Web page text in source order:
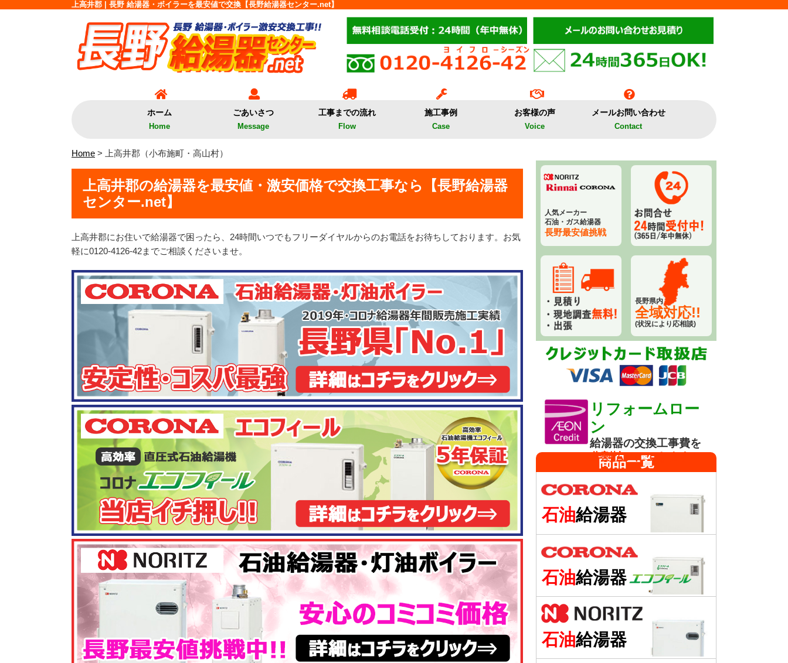
上高井郡 | 長野 給湯器・ボイラーを最安値で交換【長野給湯器センター.net】
ホーム
Home
ごあいさつ
Message
工事までの流れ
Flow
施工事例
Case
お客様の声
Voice
メールお問い合わせ
Contact
Home > 上高井郡（小布施町・高山村）
上高井郡の給湯器を最安値・激安価格で交換工事なら【長野給湯器
センター.net】
上高井郡にお住いで給湯器で困ったら、24時間いつでもフリーダイヤルからのお電話をお待ちしております。お気
軽に0120-4126-42までご相談くださいませ。
人気メーカー
石油・ガス給湯器
長野最安値挑戦
長野県内
全域対応!!
(状況により応相談)
リフォームロー
ン
給湯器の交換工事費を
分割払いにできます!!
商品一覧
石油給湯器
石油給湯器
石油給湯器